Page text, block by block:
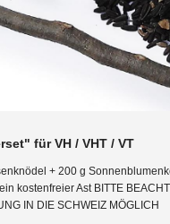
für VH / VHT / VT
+ 200 g
kostenfreier Ast BITTE
IN DIE SCHWEIZ MÖGLICH